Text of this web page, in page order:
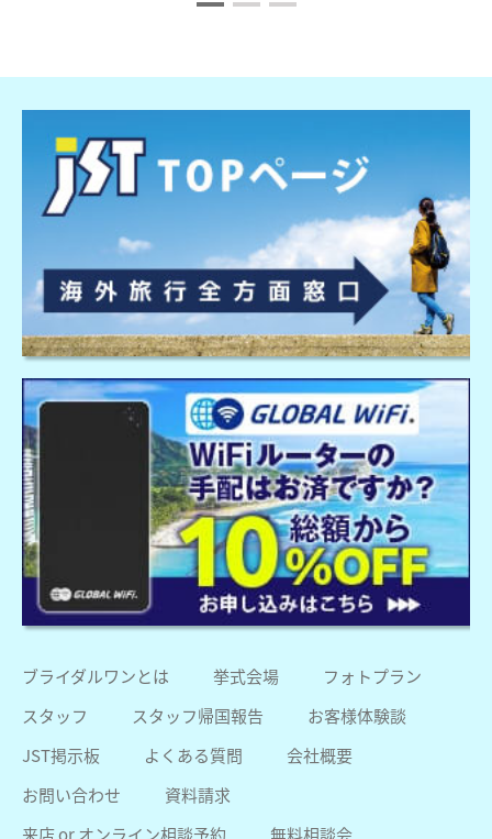
ブライダルワンとは 挙式会場
フォトプラン
スタッフ
スタッフ帰国報告
お客様体験談
JST掲示板
よくある質問
会社概要
お問い合わせ
資料請求
来店 or オンライン相談予約
無料相談会